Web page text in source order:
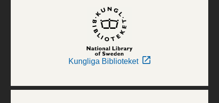
Kungliga Biblioteket